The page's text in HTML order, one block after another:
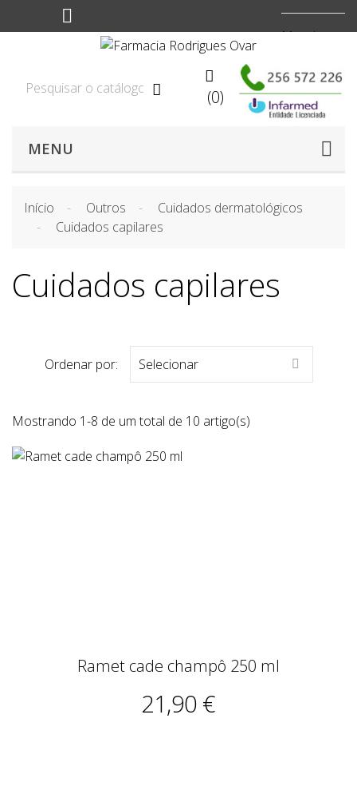
Moeda:



(0)
MENU
Início Outros
Cuidados dermatológicos
Cuidados capilares
Cuidados capilares
Ordenar por: Selecionar 
Mostrando 1-8 de um total de 10 artigo(s)
Ramet cade champô 250 ml
21,90 €